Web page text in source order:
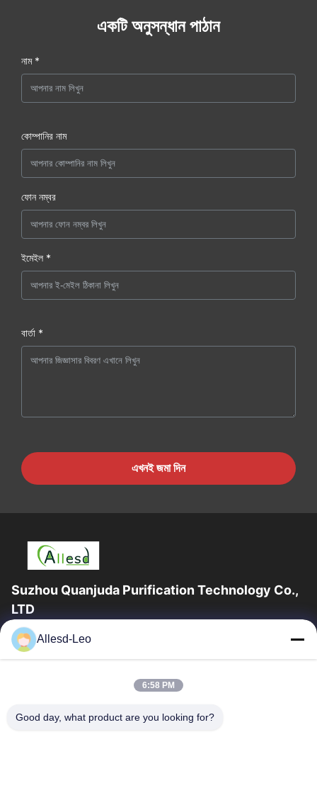
একটি অনুসন্ধান পাঠান
নাম *
কোম্পানির নাম
ফোন নম্বর
ইমেইল *
বার্তা *
এখনই জমা দিন
Suzhou Quanjuda Purification Technology Co.,
LTD
16 বছরের অভিজ্ঞতা, ESD এবং Cleanroom পণ্যগুলির একটি নেতৃস্থানীয়
প্রস্তুতকারক এবং রপ্তানিকারক হিসাবে, আমরা ESD এবং Cleanroom সরঞ্জাম এবং
বাড়ি
পণ্য
Allesd-Leo
6:58 PM
Good day, what product are you looking for?